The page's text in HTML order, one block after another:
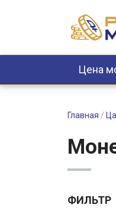
Цена
Главная /
ФИЛЬТР